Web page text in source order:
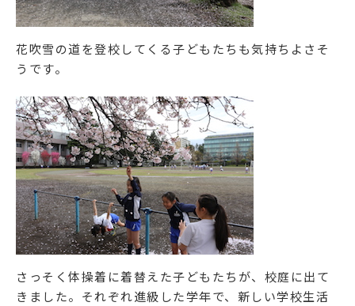
花吹雪の道を登校してくる子どもたちも気持ちよさそ
うです。
さっそく体操着に着替えた子どもたちが、校庭に出て
きました。それぞれ進級した学年で、新しい学校生活